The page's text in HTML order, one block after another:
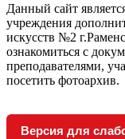
Данный сайт
учреждения
искусств №2
ознакомиться с
преподавателями,
посетить фотоархив.
Версия для